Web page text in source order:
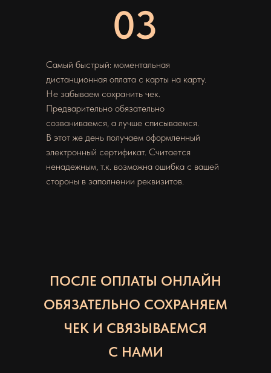
Самый быстрый: моментальная
дистанционная оплата с карты на карту.
Не забываем сохранить чек.
Предварительно обязательно
созваниваемся, а лучше списываемся.
В этот же день получаем оформленный
электронный сертификат. Считается
ненадежным, т.к. возможна ошибка с вашей
стороны в заполнении реквизитов.
03
ПОСЛЕ ОПЛАТЫ ОНЛАЙН
ОБЯЗАТЕЛЬНО СОХРАНЯЕМ
ЧЕК И СВЯЗЫВАЕМСЯ
С НАМИ